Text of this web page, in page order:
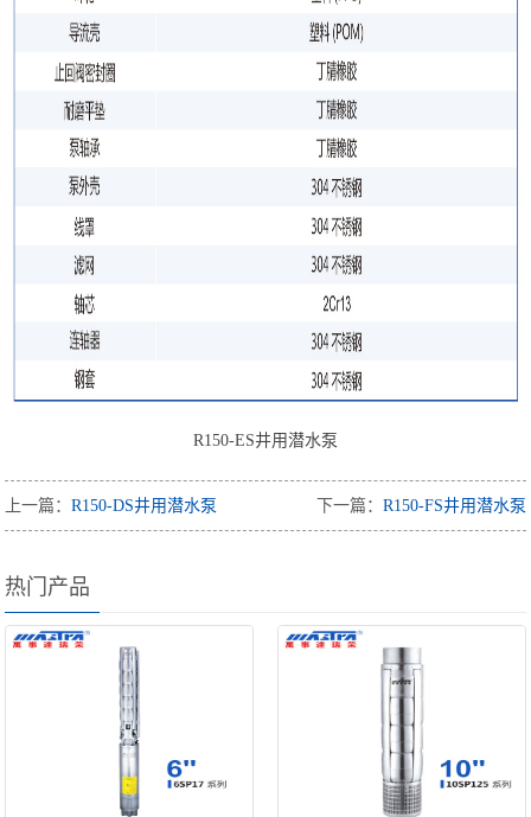
R150-ES井用潜水泵
上一篇：R150-DS井用潜水泵 下一篇： R150-FS井用潜水泵
热门产品